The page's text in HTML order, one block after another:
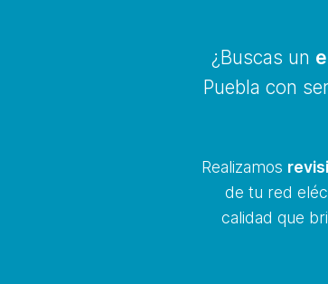
¿Buscas un
Puebla con
Realizamos
de tu red
calidad que